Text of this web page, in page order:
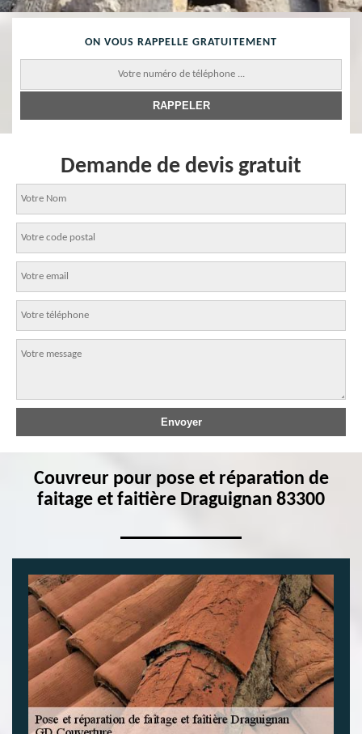
ON VOUS RAPPELLE GRATUITEMENT
Demande de devis gratuit
Couvreur pour pose et réparation de
faitage et faitière Draguignan 83300